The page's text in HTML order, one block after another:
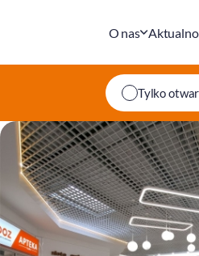
O nas
Tylko